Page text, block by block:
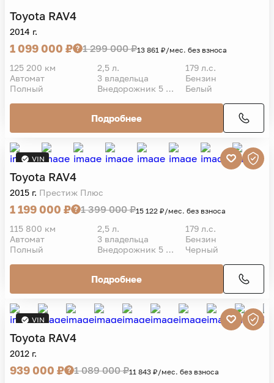
Toyota RAV4
2014 г.
1 099 000 ₽ 1 299 000 ₽13 861 ₽/мес. без взноса
125 200 км 2,5 л.
179 л.с.
Автомат
3 владельца
Бензин
Полный
Внедорожник 5 дв. Белый
Подробнее
VIN
Toyota RAV4
2015 г. Престиж Плюс
1 199 000 ₽ 1 399 000 ₽15 122 ₽/мес. без взноса
115 800 км 2,5 л.
179 л.с.
Автомат
3 владельца
Бензин
Полный
Внедорожник 5 дв. Черный
Подробнее
VIN
Toyota RAV4
2012 г.
939 000 ₽ 1 089 000 ₽11 843 ₽/мес. без взноса